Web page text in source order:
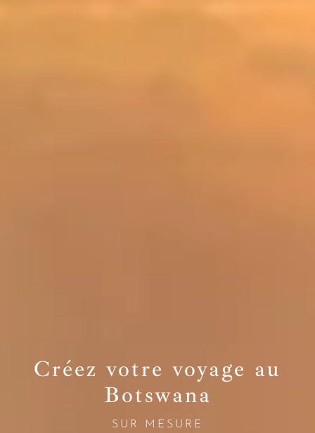
Créez votre voyage au
Botswana
SUR MESURE